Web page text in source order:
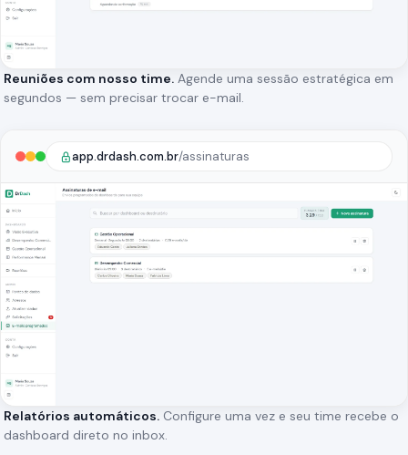
Reuniões com nosso time. Agende uma sessão estratégica em
segundos — sem precisar trocar e-mail.
app.drdash.com.br/assinaturas
Relatórios automáticos. Configure uma vez e seu time recebe o
dashboard direto no inbox.